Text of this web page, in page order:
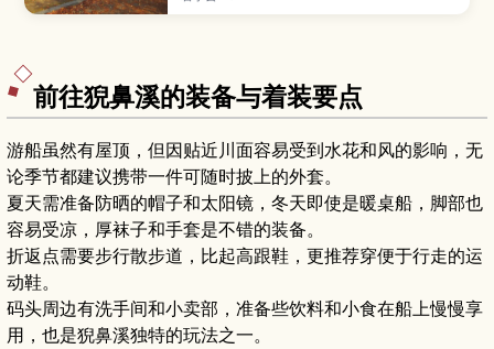
门公园。本文介绍盛冈城与南部家历史、公园内的
前往猊鼻溪的装备与着装要点
游船虽然有屋顶，但因贴近川面容易受到水花和风的影响，无
论季节都建议携带一件可随时披上的外套。
夏天需准备防晒的帽子和太阳镜，冬天即使是暖桌船，脚部也
容易受凉，厚袜子和手套是不错的装备。
折返点需要步行散步道，比起高跟鞋，更推荐穿便于行走的运
动鞋。
码头周边有洗手间和小卖部，准备些饮料和小食在船上慢慢享
用，也是猊鼻溪独特的玩法之一。